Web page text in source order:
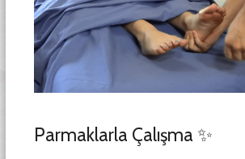
Parmaklarla Çalışma ✨